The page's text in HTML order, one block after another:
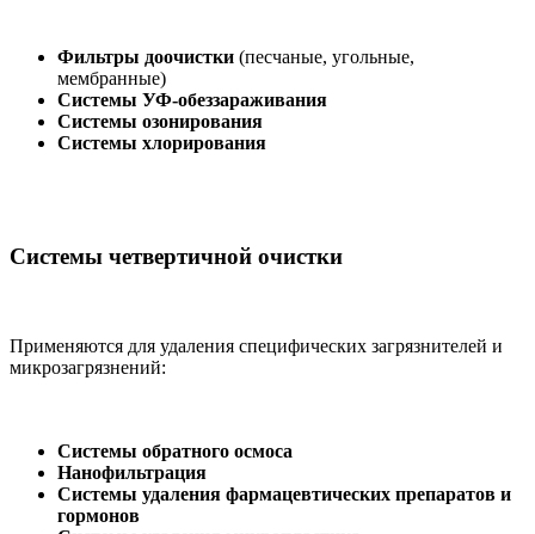
Фильтры доочистки (песчаные, угольные,
мембранные)
Системы УФ-обеззараживания
Системы озонирования
Системы хлорирования
Системы четвертичной очистки
Применяются для удаления специфических загрязнителей и
микрозагрязнений:
Системы обратного осмоса
Нанофильтрация
Системы удаления фармацевтических препаратов и
гормонов